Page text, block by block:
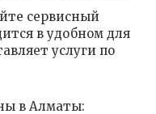
сервисный
в удобном для
услуги по